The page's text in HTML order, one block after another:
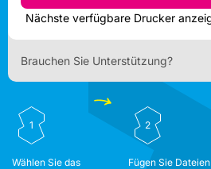
Brauchen Sie Unterstützung?
1
Wählen Sie das
2
Fügen Sie Dateien